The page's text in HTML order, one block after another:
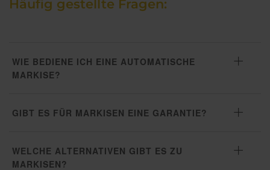
Häufig gestellte Fragen:
WIE BEDIENE ICH EINE AUTOMATISCHE
MARKISE?
GIBT ES FÜR MARKISEN EINE GARANTIE?
WELCHE ALTERNATIVEN GIBT ES ZU
MARKISEN?